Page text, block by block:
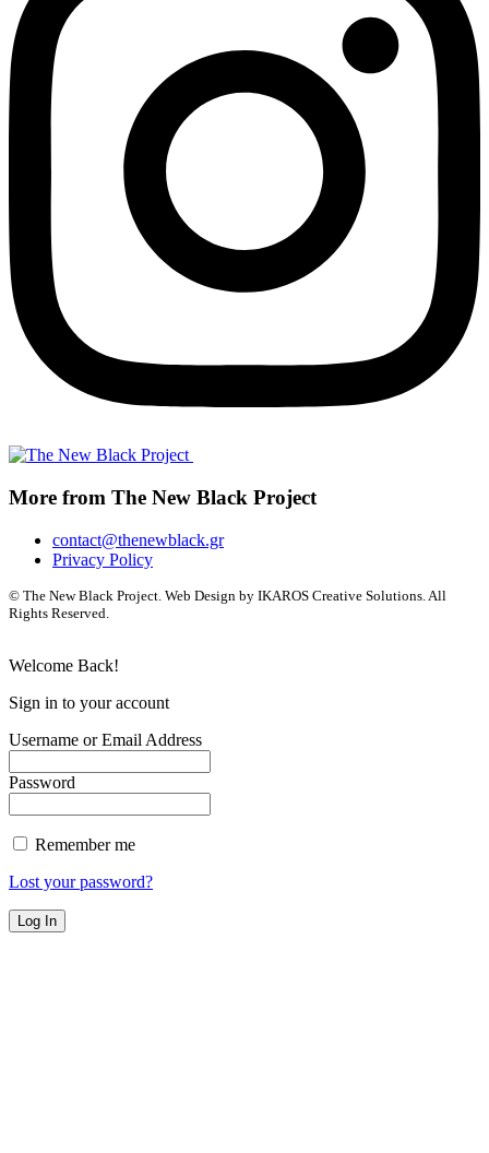
More from The New Black Project
contact@thenewblack.gr
Privacy Policy
© The New Black Project. Web Design by IKAROS Creative Solutions. All
Rights Reserved.
Welcome Back!
Sign in to your account
Username or Email Address
Password
Remember me
Lost your password?